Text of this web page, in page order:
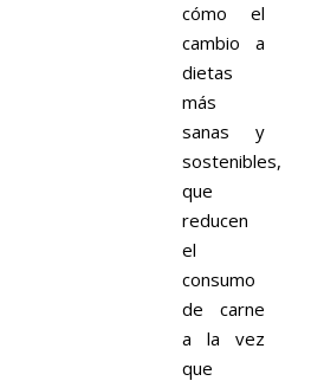
cómo el
cambio a
dietas
más
sanas y
sostenibles,
que
reducen
el
consumo
de carne
a la vez
que